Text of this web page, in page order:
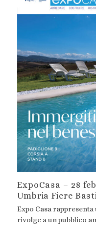
ExpoCasa – 28
Umbria Fiere
Expo Casa
rivolge a un pubblico